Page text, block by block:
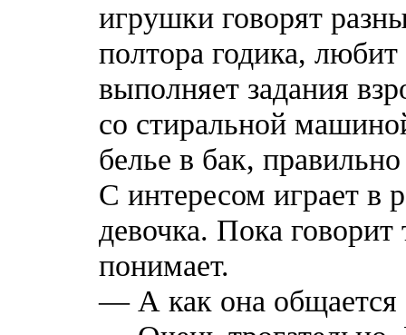
игрушки говорят
полтора годика,
выполняет задания
со стиральной
белье в бак,
С интересом играет в
девочка. Пока
понимает.
— А как она общается